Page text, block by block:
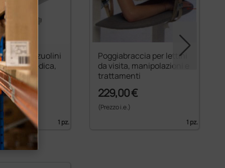
reggi lenzuolini
visita medica,
e
1 pz.
Poggiabraccia per lettini
da visita, manipolazioni e
trattamenti
229,00 €
(Prezzo i.e.)
1 pz.